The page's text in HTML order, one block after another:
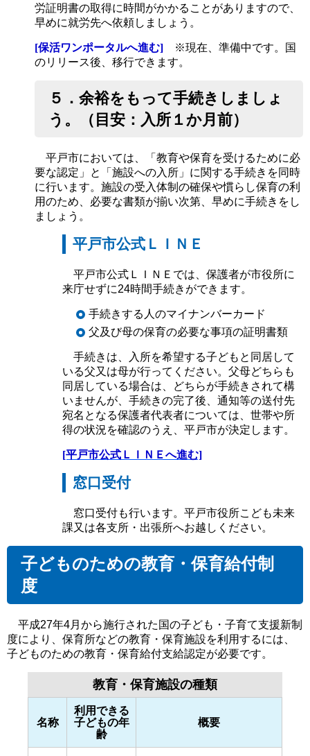
労証明書の取得に時間がかかることがありますので、
早めに就労先へ依頼しましょう。
[保活ワンポータルへ進む] ※現在、準備中です。国
のリリース後、移行できます。
５．余裕をもって手続きしましょ
う。（目安：入所１か月前）
平戸市においては、「教育や保育を受けるために必
要な認定」と「施設への入所」に関する手続きを同時
に行います。施設の受入体制の確保や慣らし保育の利
用のため、必要な書類が揃い次第、早めに手続きをし
ましょう。
平戸市公式ＬＩＮＥ
平戸市公式ＬＩＮＥでは、保護者が市役所に
来庁せずに24時間手続きができます。
手続きする人のマイナンバーカード
父及び母の保育の必要な事項の証明書類
手続きは、入所を希望する子どもと同居して
いる父又は母が行ってください。父母どちらも
同居している場合は、どちらが手続きされて構
いませんが、手続きの完了後、通知等の送付先
宛名となる保護者代表者については、世帯や所
得の状況を確認のうえ、平戸市が決定します。
[平戸市公式ＬＩＮＥへ進む]
窓口受付
窓口受付も行います。平戸市役所こども未来
課又は各支所・出張所へお越しください。
子どものための教育・保育給付制
度
平成27年4月から施行された国の子ども・子育て支援新制
度により、保育所などの教育・保育施設を利用するには、
子どものための教育・保育給付支給認定が必要です。
教育・保育施設の種類
名称
利用できる
子どもの年
齢
概要